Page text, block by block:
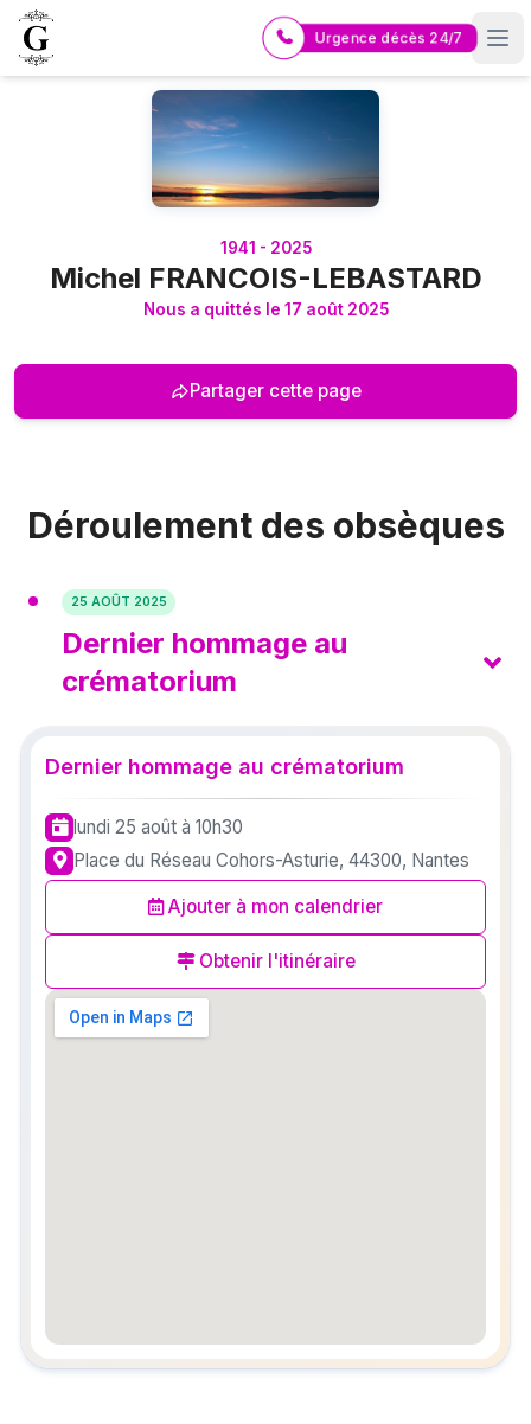
Logo Pompes Funèbres GUERIN
Urgence décès 24/7
1941 - 2025
Michel FRANCOIS-LEBASTARD
Nous a quittés le 17 août 2025
Partager cette page
Déroulement des obsèques
25 AOÛT 2025
Dernier hommage au
crématorium
Dernier hommage au crématorium
lundi 25 août à 10h30
Place du Réseau Cohors-Asturie, 44300, Nantes
Ajouter à mon calendrier
Obtenir l'itinéraire
embedgooglemap.net